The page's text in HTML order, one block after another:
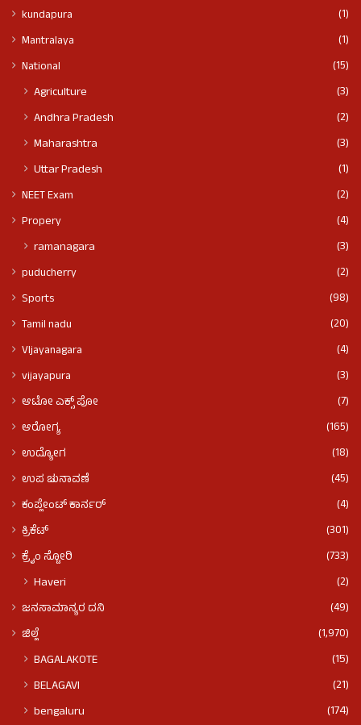
kundapura
(1)
Mantralaya
(1)
National
(15)
Agriculture
(3)
Andhra Pradesh
(2)
Maharashtra
(3)
Uttar Pradesh
(1)
NEET Exam
(2)
Propery
(4)
ramanagara (3)
puducherry
(2)
Sports
(98)
Tamil nadu
(20)
VIjayanagara
(4)
vijayapura
(3)
ಆಟೋ ಎಕ್ಸ್ ಪೋ
(7)
ಆರೋಗ್ಯ
(165)
ಉದ್ಯೋಗ
(18)
ಉಪ ಚುನಾವಣೆ
(45)
ಕಂಪ್ಲೇಂಟ್ ಕಾರ್ನರ್
(4)
ಕ್ರಿಕೆಟ್
(301)
ಕ್ರೈಂ ಸ್ಟೋರಿ
(733)
Haveri (2)
ಜನಸಾಮಾನ್ಯರ ದನಿ
(49)
ಜಿಲ್ಲೆ
(1,970)
BAGALAKOTE
(15)
BELAGAVI
(21)
bengaluru
(174)